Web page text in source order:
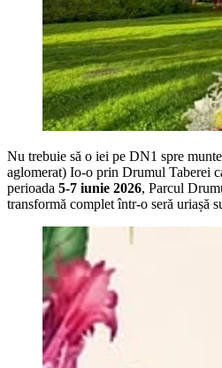
Nu trebuie să o iei pe DN1 spre
aglomerat) Io-o prin Drumul Taberei
perioada 5-7 iunie 2026, Parcul
transformă complet într-o seră uriașă